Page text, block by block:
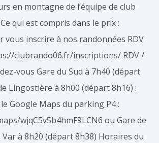
en montagne de l’équipe de club
qui est compris dans le prix :
vous inscrire à nos randonnées RDV
clubrando06.fr/inscriptions/ RDV /
vous Gare du Sud à 7h40 (départ
Lingostière à 8h00 (départ 8h16) :
Google Maps du parking P4 :
wjqC5v5b4hmF9LCN6 ou Gare de
à 8h20 (départ 8h38) Horaires du